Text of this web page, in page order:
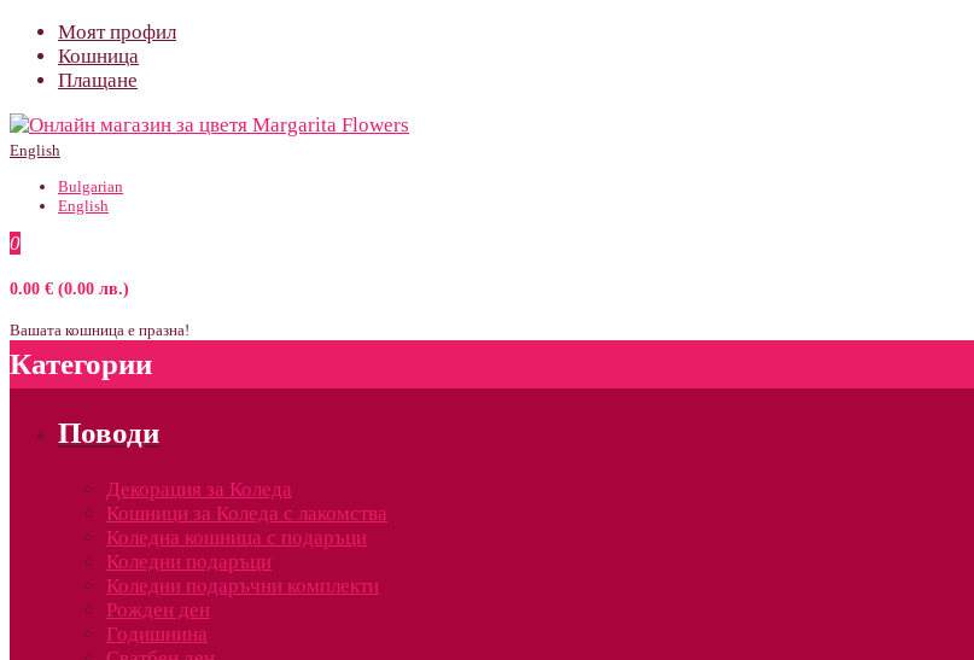
Моят профил
Кошница
Плащане
English
Bulgarian
English
0
0.00 € (0.00 лв.)
Вашата кошница е празна!
Категории
Поводи
Декорация за Коледа
Кошници за Коледа с лакомства
Коледна кошница с подаръци
Коледни подаръци
Коледни подаръчни комплекти
Рожден ден
Годишнина